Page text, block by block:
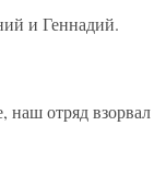
и Геннадий.
отряд взорвал